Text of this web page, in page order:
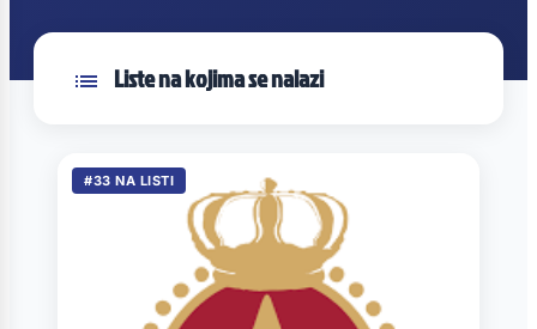
Liste na kojima se nalazi
#33 NA LISTI